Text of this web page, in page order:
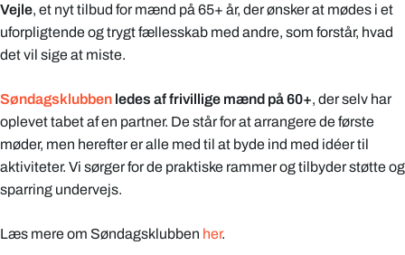
Vejle, et nyt tilbud for mænd på 65+ år, der ønsker at mødes i et
uforpligtende og trygt fællesskab med andre, som forstår, hvad
det vil sige at miste.
Søndagsklubben ledes af frivillige mænd på 60+, der selv har
oplevet tabet af en partner. De står for at arrangere de første
møder, men herefter er alle med til at byde ind med idéer til
aktiviteter. Vi sørger for de praktiske rammer og tilbyder støtte og
sparring undervejs.
Læs mere om Søndagsklubben her.